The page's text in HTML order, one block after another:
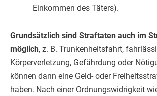
Einkommen des Täters).
Grundsätzlich sind Straftaten auch im
möglich, z. B. Trunkenheitsfahrt,
Körperverletzung, Gefährdung oder
können dann eine Geld- oder
haben. Nach einer Ordnungswidrigkeit